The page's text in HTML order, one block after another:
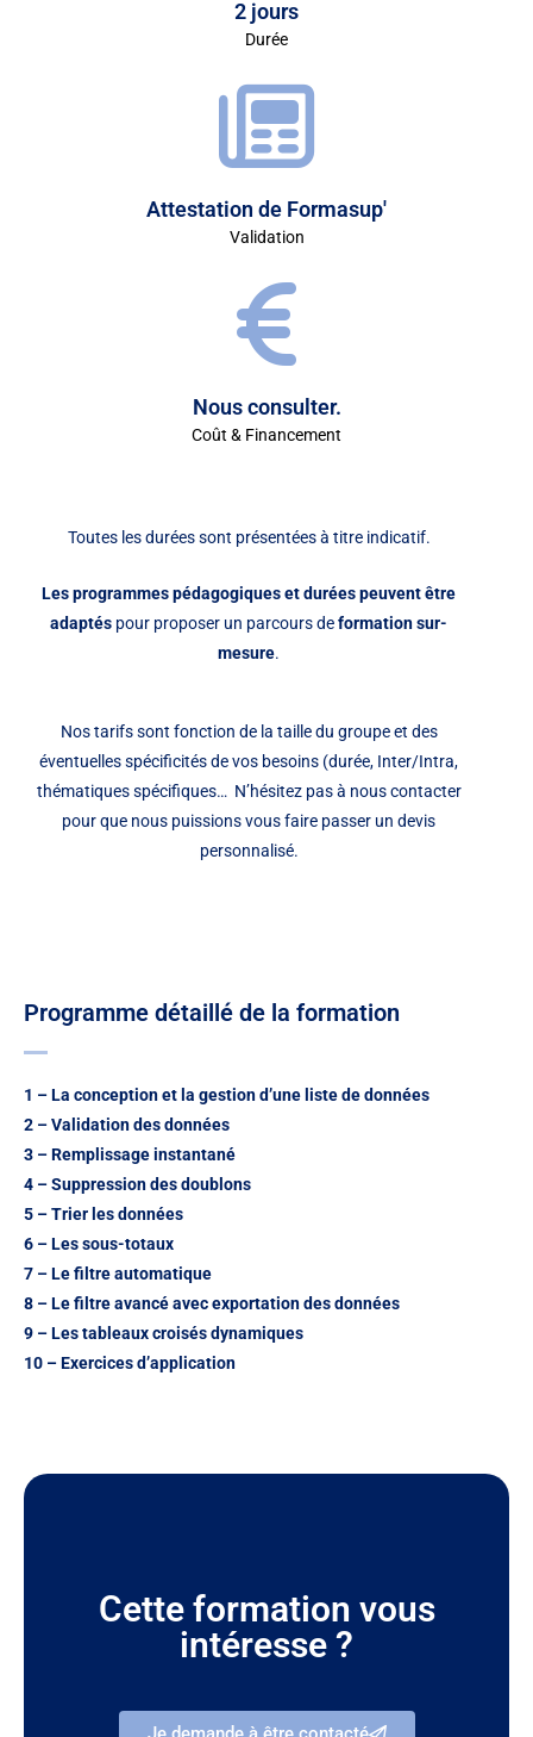
2 jours
Durée
Attestation de Formasup'
Validation
Nous consulter.
Coût & Financement
Toutes les durées sont présentées à titre indicatif.
Les programmes pédagogiques et durées peuvent être
adaptés pour proposer un parcours deformation sur-
mesure.
Nos tarifs sont fonction de la taille du groupe et des
éventuelles spécificités de vos besoins (durée, Inter/Intra,
thématiques spécifiques… N’hésitez pas à nous contacter
pour que nous puissions vous faire passer un devis
personnalisé.
Programme détaillé de la formation
1 – La conception et la gestion d’une liste de données
2 – Validation des données
3 – Remplissage instantané
4 – Suppression des doublons
5 – Trier les données
6 – Les sous-totaux
7 – Le filtre automatique
8 – Le filtre avancé avec exportation des données
9 – Les tableaux croisés dynamiques
10 – Exercices d’application
Cette formation vous
intéresse ?